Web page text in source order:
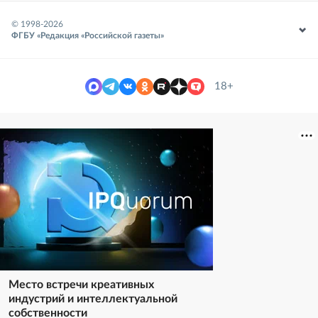
© 1998-2026
ФГБУ «Редакция «Российской газеты»
18+
Место встречи креативных
индустрий и интеллектуальной
собственности